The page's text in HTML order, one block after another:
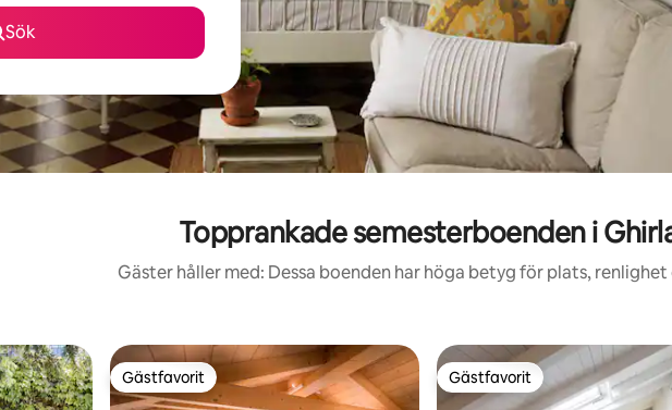
Sök
Topprankade semesterboenden i
Gäster håller med: Dessa boenden har höga betyg för plats, renlighet
Gästfavorit
Gästfavorit Gästfavorit
Gästfavorit